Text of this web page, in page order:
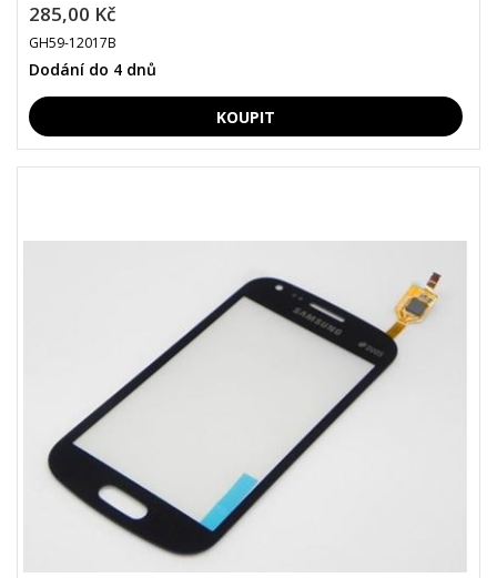
285,00 Kč
GH59-12017B
Dodání do 4 dnů